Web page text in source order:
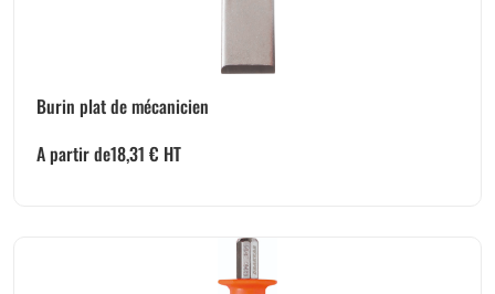
Burin plat de mécanicien
A partir de18,31 € HT